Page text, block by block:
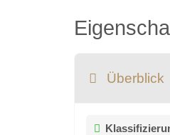
Überblick